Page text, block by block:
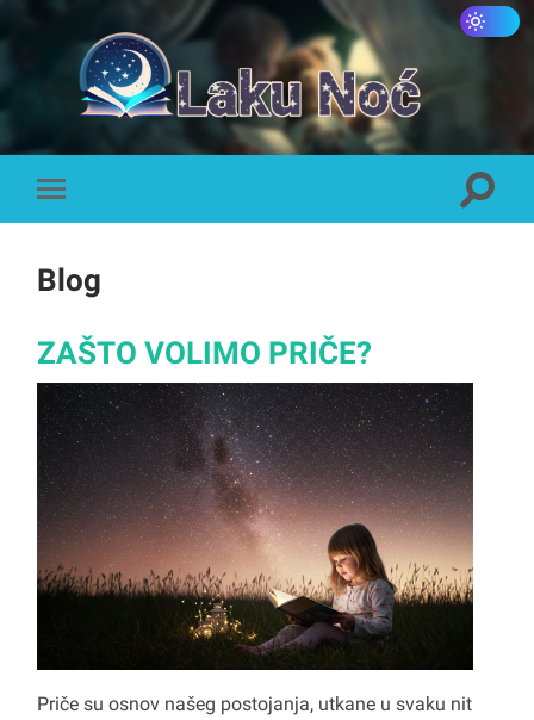
Laku
Noć
Toggle
mobile
Toggle
Blog
ZAŠTO VOLIMO PRIČE?
Priče su osnov našeg postojanja, utkane u svaku nit